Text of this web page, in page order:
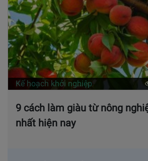
Kế hoạch khởi nghiệp
9 cách làm giàu từ nông
nhất hiện nay